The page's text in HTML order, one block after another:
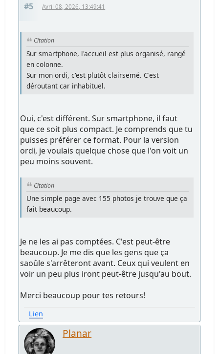
#5 Avril 08, 2026, 13:49:41
Citation
Sur smartphone, l'accueil est plus organisé, rangé
en colonne.
Sur mon ordi, c'est plutôt clairsemé. C'est
déroutant car inhabituel.
Oui, c'est différent. Sur smartphone, il faut
que ce soit plus compact. Je comprends que tu
puisses préférer ce format. Pour la version
ordi, je voulais quelque chose que l'on voit un
peu moins souvent.
Citation
Une simple page avec 155 photos je trouve que ça
fait beaucoup.
Je ne les ai pas comptées. C'est peut-être
beaucoup. Je me dis que les gens que ça
saoûle s'arrêteront avant. Ceux qui veulent en
voir un peu plus iront peut-être jusqu'au bout.
Merci beaucoup pour tes retours!
Lien
Planar